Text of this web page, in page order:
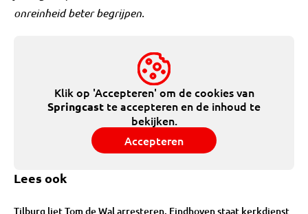
onreinheid beter begrijpen.
Klik op 'Accepteren' om de cookies van
Springcast te accepteren en de inhoud te
bekijken.
Accepteren
Lees ook
Tilburg liet Tom de Wal arresteren, Eindhoven staat kerkdienst